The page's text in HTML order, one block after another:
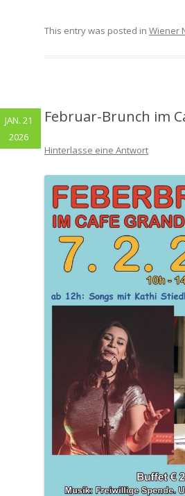
This entry was posted in Wiener
Februar-Brunch im
Hinterlasse eine Antwort
JAN. 21
2026